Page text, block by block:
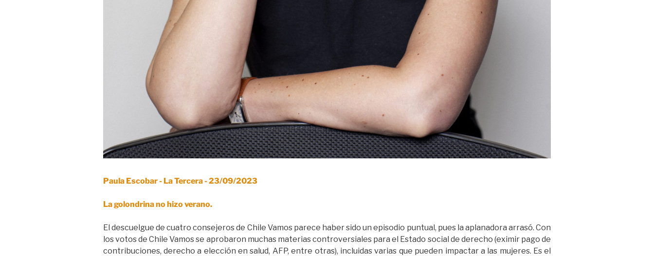
Paula Escobar - La Tercera - 23/09/2023
La golondrina no hizo verano.
El descuelgue de cuatro consejeros de Chile Vamos parece haber sido un episodio puntual, pues la aplanadora arrasó. Con
los votos de Chile Vamos se aprobaron muchas materias controversiales para el Estado social de derecho (eximir pago de
contribuciones, derecho a elección en salud, AFP, entre otras), incluidas varias que pueden impactar a las mujeres. Es el